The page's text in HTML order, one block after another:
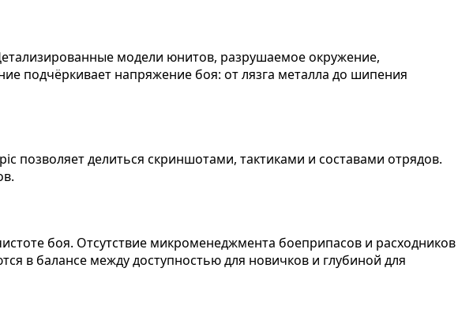
модели юнитов, разрушаемое окружение,
подчёркивает напряжение боя: от лязга металла до шипения
позволяет делиться скриншотами, тактиками и составами отрядов.
боя. Отсутствие микроменеджмента боеприпасов и расходников
в балансе между доступностью для новичков и глубиной для